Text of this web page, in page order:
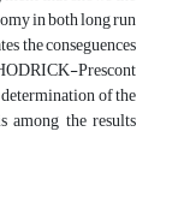
in both long run
the conseguences
Prescont
of the
among the results